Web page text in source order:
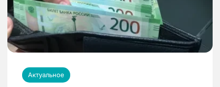
Актуальное